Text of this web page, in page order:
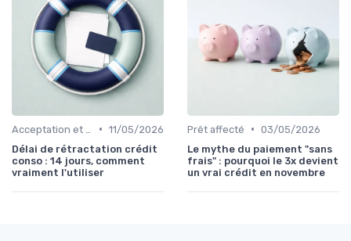
• 11/05/2026
Délai de rétractation crédit
conso : 14 jours, comment
vraiment l'utiliser
Prêt affecté • 03/05/2026
Le mythe du paiement "sans
frais" : pourquoi le 3x devient
un vrai crédit en novembre